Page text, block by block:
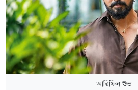
আরিফিন শুভ